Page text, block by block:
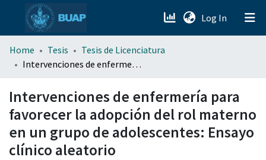
Log In (current)
menu.section.about_menu
Home Tesis
Tesis de Licenciatura
Intervenciones de enfermería para favorecer la adopción del rol materno en un grupo de adolescentes: Ensayo clínico aleatorio
Intervenciones de enfermería para
favorecer la adopción del rol materno
en un grupo de adolescentes: Ensayo
clínico aleatorio